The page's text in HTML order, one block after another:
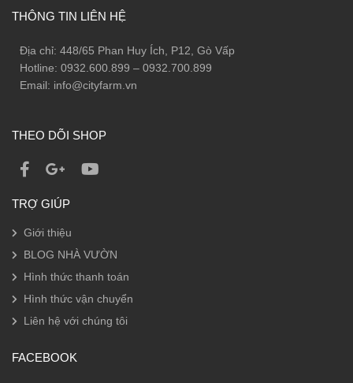
THÔNG TIN LIÊN HỆ
Địa chỉ: 448/65 Phan Huy Ích, P12, Gò Vấp
Hotline: 0932.600.899 – 0932.700.899
Email: info@cityfarm.vn
THEO DÕI SHOP
TRỢ GIÚP
Giới thiệu
BLOG NHÀ VƯỜN
Hình thức thanh toán
Hình thức vận chuyển
Liên hệ với chúng tôi
FACEBOOK